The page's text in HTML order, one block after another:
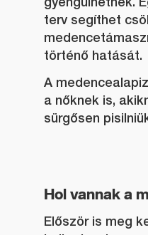
terv segíthet
történő hatását.
A
a nőknek is,
sürgősen
Hol vannak a
Először is meg